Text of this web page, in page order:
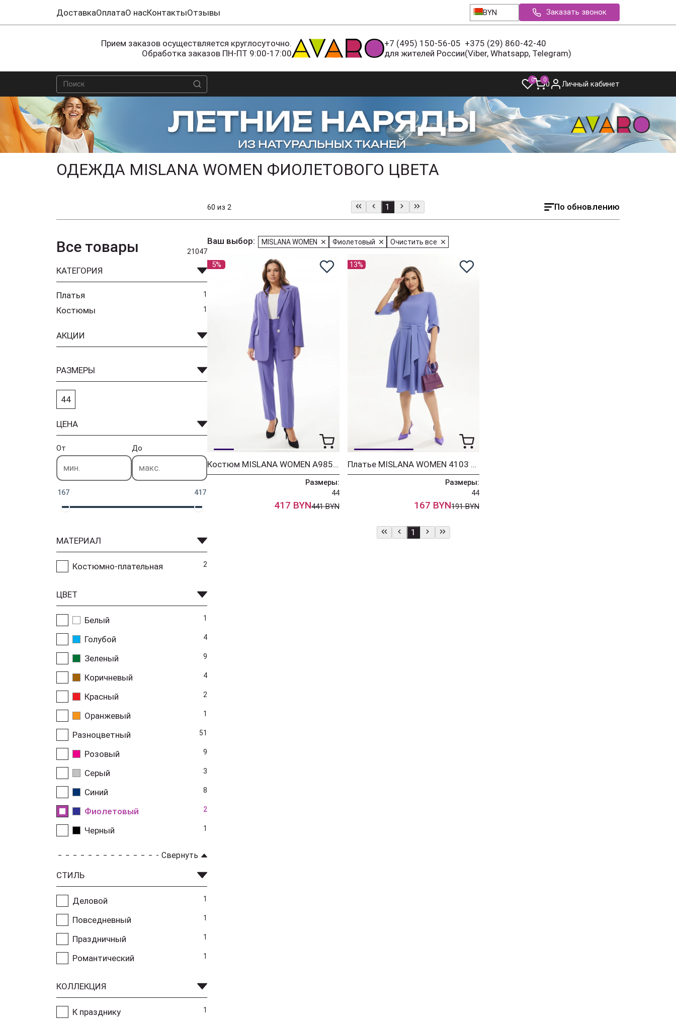
ДоставкаОплатаО насКонтактыОтзывы BYN Заказать звонок
Прием заказов осуществляется круглосуточно.
Обработка заказов ПН-ПТ 9:00-17:00
+7 (495) 150-56-05
для жителей России
+375 (29) 860-42-40
(Viber, Whatsapp, Telegram)
0 00 Личный кабинет
ОДЕЖДА MISLANA WOMEN ФИОЛЕТОВОГО ЦВЕТА
60 из 2 По обновлению
1
Все товары 21047
КАТЕГОРИЯ
Платья 1
Костюмы 1
АКЦИИ
РАЗМЕРЫ
44
ЦЕНА
От До
167 417
МАТЕРИАЛ
Костюмно-плательная 2
ЦВЕТ
Белый 1
Голубой 4
Зеленый 9
Коричневый 4
Красный 2
Оранжевый 1
Разноцветный 51
Розовый 9
Серый 3
Синий 8
Фиолетовый 2
Черный 1
Свернуть
СТИЛЬ
Деловой 1
Повседневный 1
Праздничный 1
Романтический 1
КОЛЛЕКЦИЯ
К празднику 1
Ваш выбор: MISLANA WOMEN Фиолетовый Очистить все
5%
Костюм MISLANA WOMEN А985 сирень
Размеры:
44
417 BYN441 BYN
13%
Платье MISLANA WOMEN 4103 сирень
Размеры:
44
167 BYN191 BYN
1